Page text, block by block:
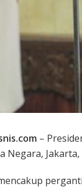
–
Negara,